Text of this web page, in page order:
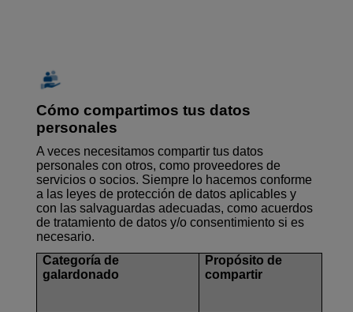
Cómo compartimos tus datos
personales
A veces necesitamos compartir tus datos
personales con otros, como proveedores de
servicios o socios. Siempre lo hacemos conforme
a las leyes de protección de datos aplicables y
con las salvaguardas adecuadas, como acuerdos
de tratamiento de datos y/o consentimiento si es
necesario.
Categoría de
galardonado
Propósito de
compartir